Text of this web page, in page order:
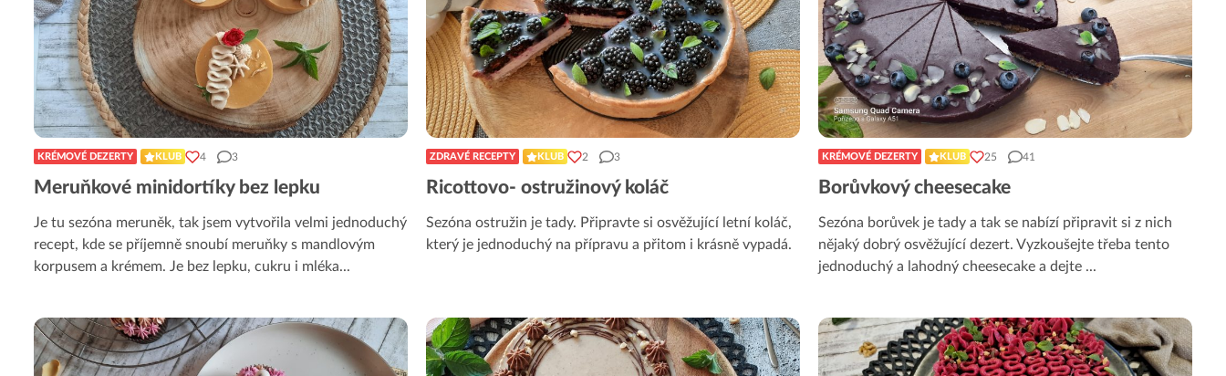
KRÉMOVÉ DEZERTY KLUB 4 3
Meruňkové minidortíky bez lepku
Je tu sezóna meruněk, tak jsem vytvořila velmi jednoduchý
recept, kde se příjemně snoubí meruňky s mandlovým
korpusem a krémem. Je bez lepku, cukru i mléka...
ZDRAVÉ RECEPTY KLUB 2 3
Ricottovo- ostružinový koláč
Sezóna ostružin je tady. Připravte si osvěžující letní koláč,
který je jednoduchý na přípravu a přitom i krásně vypadá.
KRÉMOVÉ DEZERTY KLUB 25 41
Borůvkový cheesecake
Sezóna borůvek je tady a tak se nabízí připravit si z nich
nějaký dobrý osvěžující dezert. Vyzkoušejte třeba tento
jednoduchý a lahodný cheesecake a dejte ...